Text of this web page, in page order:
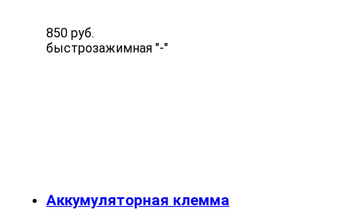
850 руб.
быстрозажимная "-"
Аккумуляторная клемма